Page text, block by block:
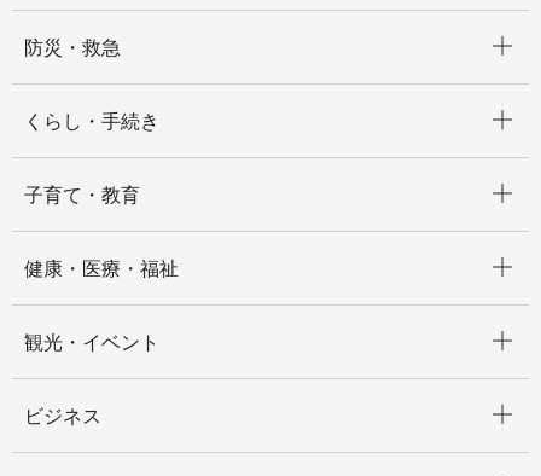
防災・救急
くらし・手続き
子育て・教育
健康・医療・福祉
観光・イベント
ビジネス